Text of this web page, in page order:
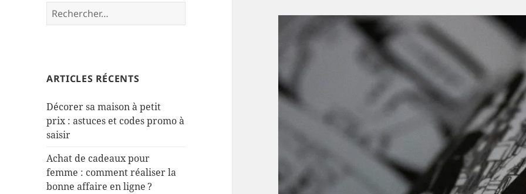
R
e
r
h
e
r
:
ARTICLES RÉCENTS
Décorer sa maison à petit
prix : astuces et codes promo à
saisir
Achat de cadeaux pour
femme : comment réaliser la
bonne affaire en ligne ?